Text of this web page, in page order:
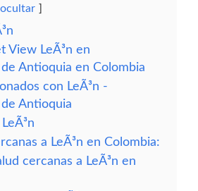
ocultar
View LeÃ³n en
Antioquia en Colombia
con LeÃ³n -
Antioquia
a LeÃ³n en Colombia:
cercanas a LeÃ³n en